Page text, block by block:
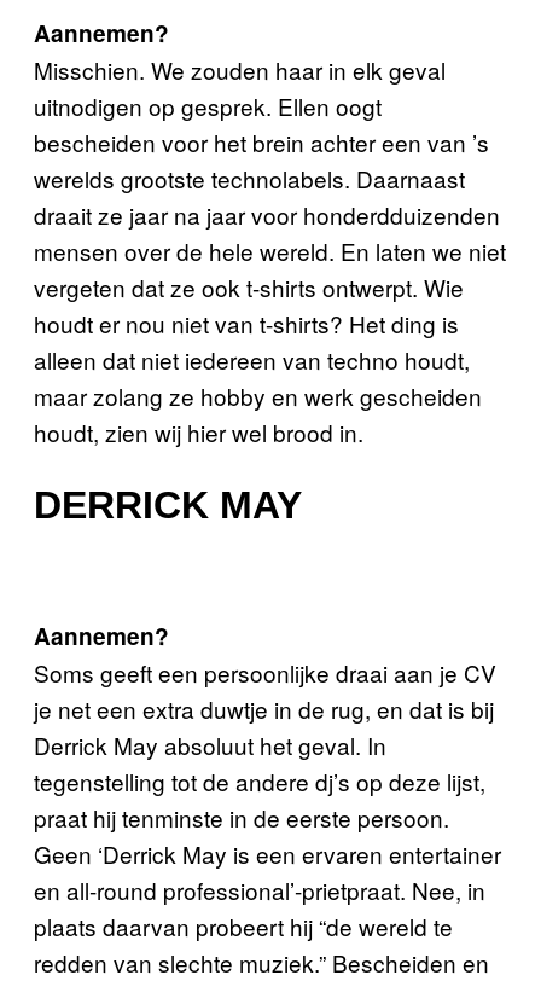
Aannemen?
Misschien. We zouden haar in elk geval
uitnodigen op gesprek. Ellen oogt
bescheiden voor het brein achter een van ’s
werelds grootste technolabels. Daarnaast
draait ze jaar na jaar voor honderdduizenden
mensen over de hele wereld. En laten we niet
vergeten dat ze ook t-shirts ontwerpt. Wie
houdt er nou niet van t-shirts? Het ding is
alleen dat niet iedereen van techno houdt,
maar zolang ze hobby en werk gescheiden
houdt, zien wij hier wel brood in.
DERRICK MAY
Aannemen?
Soms geeft een persoonlijke draai aan je CV
je net een extra duwtje in de rug, en dat is bij
Derrick May absoluut het geval. In
tegenstelling tot de andere dj’s op deze lijst,
praat hij tenminste in de eerste persoon.
Geen ‘Derrick May is een ervaren entertainer
en all-round professional’-prietpraat. Nee, in
plaats daarvan probeert hij “de wereld te
redden van slechte muziek.” Bescheiden en